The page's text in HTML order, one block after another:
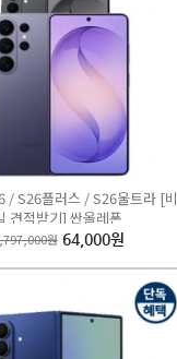
견적받기] 싼올레폰
/ S26플러스 / S26울트라 [비
견적받기] 싼올레폰
원 64,000원